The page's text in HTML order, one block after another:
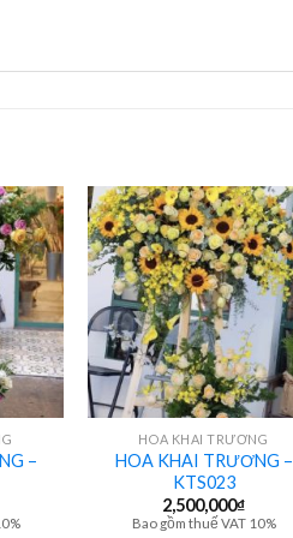
–
+
HOA KHAI TRƯƠNG
HOA KHAI TRƯƠNG –
KTS023
2,500,000₫
Bao gồm thuế VAT 10%